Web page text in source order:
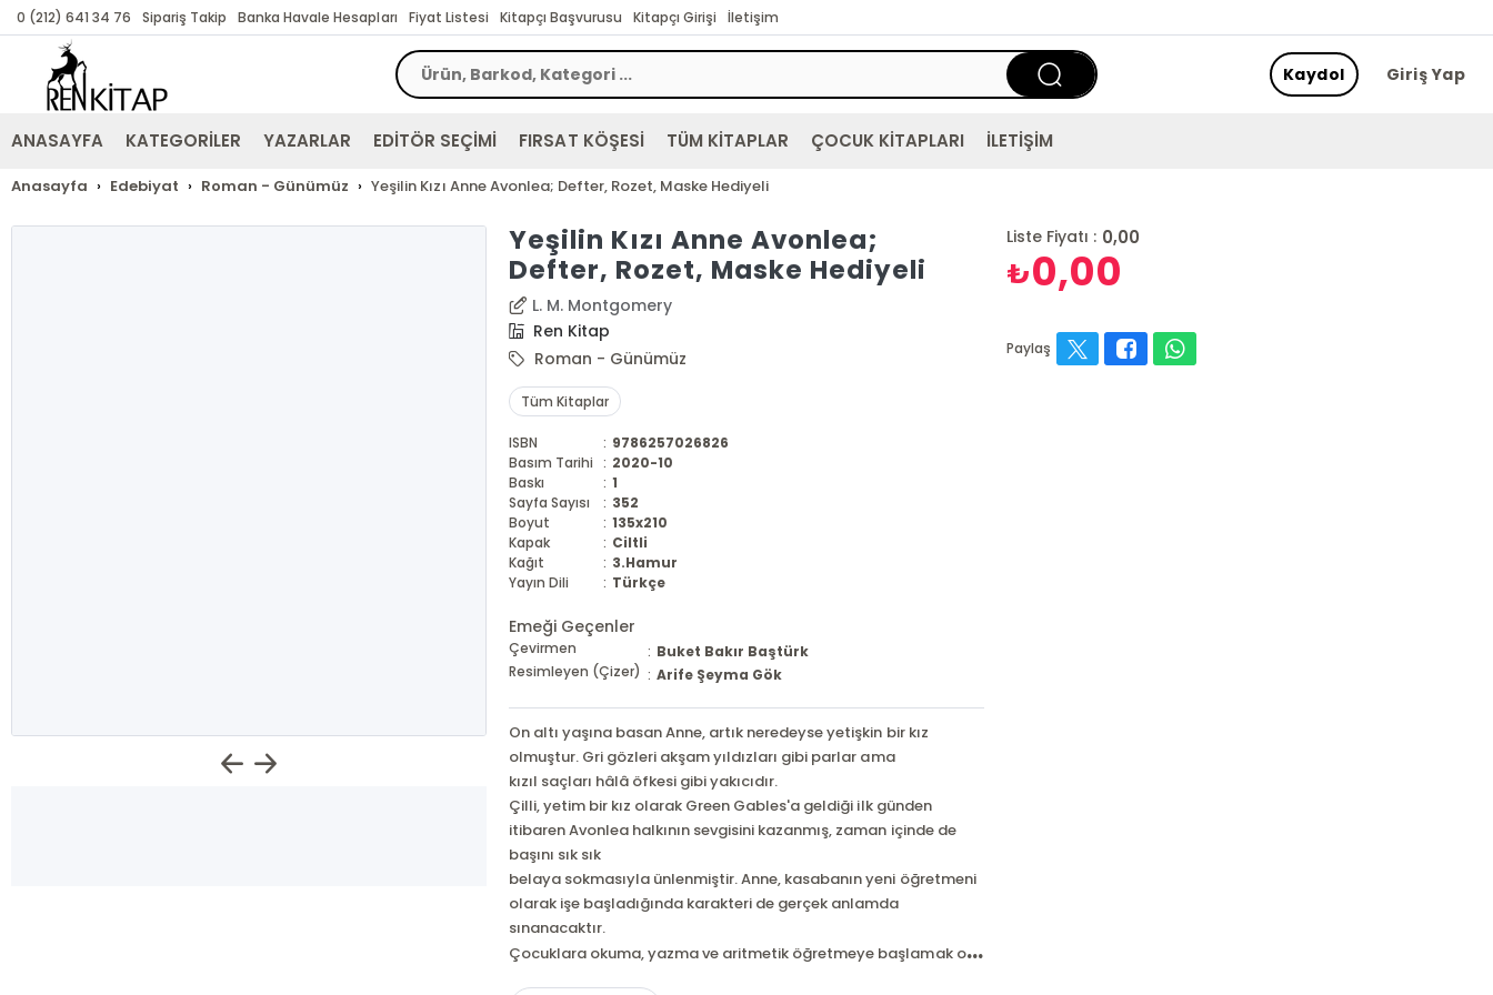
0 (212) 641 34 76 Sipariş Takip Banka Havale Hesapları Fiyat Listesi Kitapçı Başvurusu Kitapçı Girişi İletişim
Giriş Yap
Kaydol
ANASAYFA KATEGORİLER YAZARLAR EDİTÖR SEÇİMİ FIRSAT KÖŞESİ TÜM KİTAPLAR ÇOCUK KİTAPLARI İLETİŞİM
Anasayfa Edebiyat Roman - Günümüz Yeşilin Kızı Anne Avonlea; Defter, Rozet, Maske Hediyeli
Yeşilin Kızı Anne Avonlea;
Defter, Rozet, Maske Hediyeli
L. M. Montgomery
Ren Kitap
Roman - Günümüz
Tüm Kitaplar
ISBN : 9786257026826
Basım Tarihi : 2020-10
Baskı
: 1
Sayfa Sayısı
: 352
Boyut
: 135x210
Kapak
: Ciltli
Kağıt
: 3.Hamur
Yayın Dili
: Türkçe
Emeği Geçenler
Çevirmen : Buket Bakır Baştürk
Resimleyen (Çizer) : Arife Şeyma Gök
On altı yaşına basan Anne, artık neredeyse yetişkin bir kız
olmuştur. Gri gözleri akşam yıldızları gibi parlar ama
kızıl saçları hâlâ öfkesi gibi yakıcıdır.
Çilli, yetim bir kız olarak Green Gables'a geldiği ilk günden
itibaren Avonlea halkının sevgisini kazanmış, zaman içinde de
başını sık sık
belaya sokmasıyla ünlenmiştir. Anne, kasabanın yeni öğretmeni
olarak işe başladığında karakteri de gerçek anlamda
sınanacaktır.
Çocuklara okuma, yazma ve aritmetik öğretmeye başlamak o...
Liste Fiyatı : 0,00
₺0,00
Paylaş